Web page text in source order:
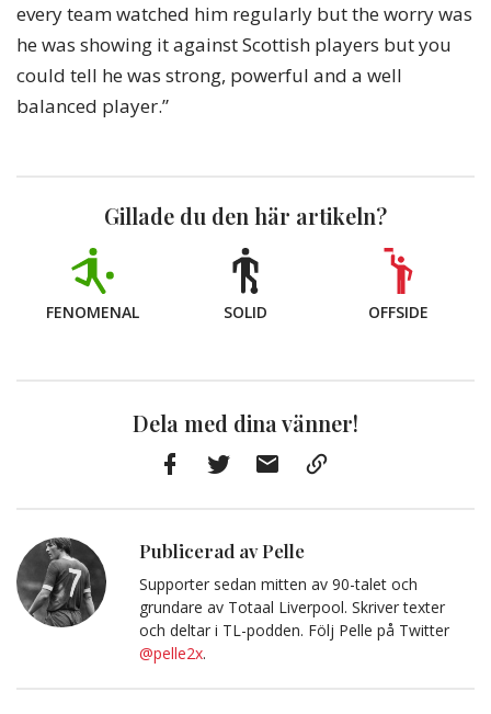
every team watched him regularly but the worry was
he was showing it against Scottish players but you
could tell he was strong, powerful and a well
balanced player.”
Gillade du den här artikeln?
FENOMENAL SOLID OFFSIDE
Dela med dina vänner!
Publicerad av Pelle
Supporter sedan mitten av 90-talet och
grundare av Totaal Liverpool. Skriver texter
och deltar i TL-podden. Följ Pelle på Twitter
@pelle2x.